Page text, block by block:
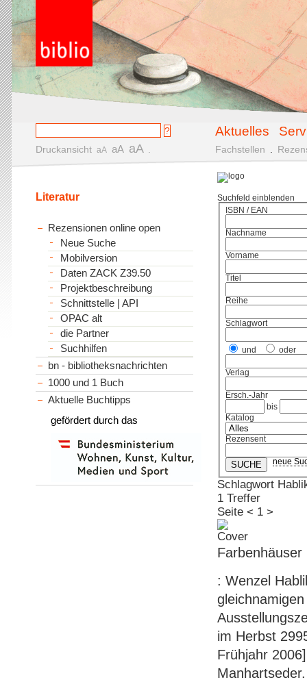
Aktuelles
Druckansicht aA aA aA Fachstellen
Suchfeld einblenden
ISBN / EAN
Nachname
Vorname
Titel
Reihe
Schlagwort
und oder
Verlag
Ersch.-Jahr
bis
Katalog
Rezensent
neue
Schlagwort
1 Treffer
Seite < 1 >
Farbenhäuser
: Wenzel
im Herbst
Frühjahr
Literatur
Rezensionen online open
Neue Suche
Mobilversion
Daten ZACK Z39.50
Projektbeschreibung
Schnittstelle | API
OPAC alt
die Partner
Suchhilfen
bn - bibliotheksnachrichten
1000 und 1 Buch
Aktuelle Buchtipps
gefördert durch das